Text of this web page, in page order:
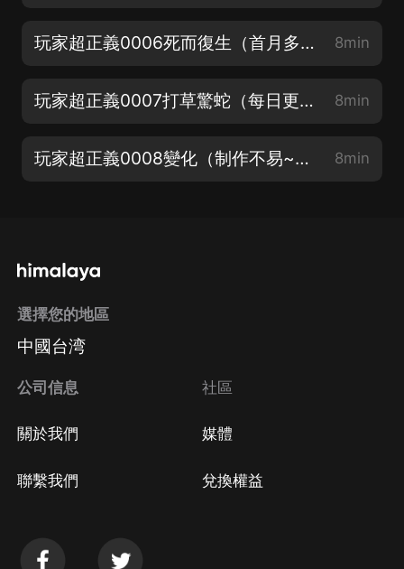
玩家超正義0006死而復生（首月多多評論抽月卡哦） 8min
玩家超正義0007打草驚蛇（每日更新三集，訂閱追更哦） 8min
玩家超正義0008變化（制作不易~求訂閱轉發） 8min
選擇您的地區
中國台湾
公司信息
關於我們
聯繫我們
社區
媒體
兌換權益